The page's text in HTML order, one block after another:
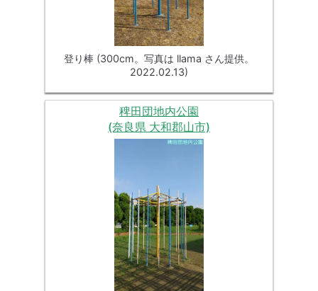
登り棒 (300cm。写真は llama さん提供。
2022.02.13)
稗田団地内公園
(奈良県 大和郡山市)